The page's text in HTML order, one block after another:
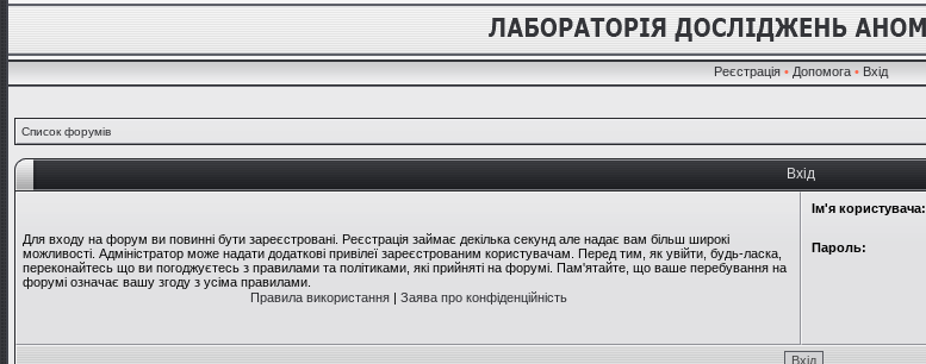
Реєстрація • Допомога • Вхід
Список форумів
Вхід
Для входу на форум ви повинні бути зареєстровані. Реєстрація займає декілька секунд але надає вам більш широкі
можливості. Адміністратор може надати додаткові привілеї зареєстрованим користувачам. Перед тим, як увійти, будь-ласка,
переконайтесь що ви погоджуєтесь з правилами та політиками, які прийняті на форумі. Пам'ятайте, що ваше перебування на
форумі означає вашу згоду з усіма правилами.
Правила використання| Заява про конфіденційність
Ім'я користувача:
Пароль: